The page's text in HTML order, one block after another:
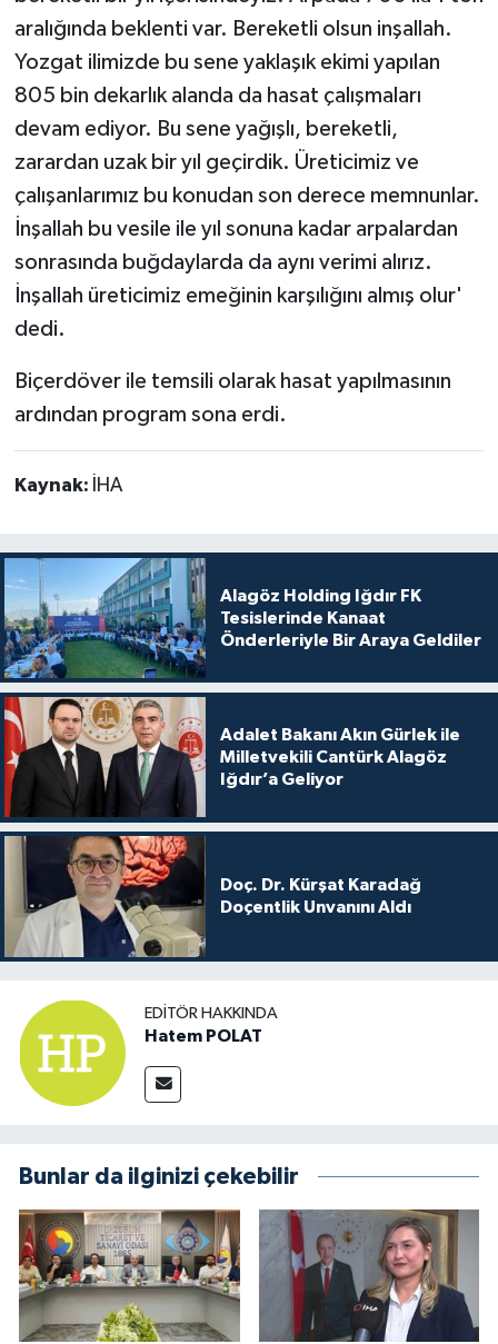
aralığında beklenti var. Bereketli olsun inşallah.
Yozgat ilimizde bu sene yaklaşık ekimi yapılan
805 bin dekarlık alanda da hasat çalışmaları
devam ediyor. Bu sene yağışlı, bereketli,
zarardan uzak bir yıl geçirdik. Üreticimiz ve
çalışanlarımız bu konudan son derece memnunlar.
İnşallah bu vesile ile yıl sonuna kadar arpalardan
sonrasında buğdaylarda da aynı verimi alırız.
İnşallah üreticimiz emeğinin karşılığını almış olur'
dedi.
Biçerdöver ile temsili olarak hasat yapılmasının
ardından program sona erdi.
Kaynak: İHA
Alagöz Holding Iğdır FK
Tesislerinde Kanaat
Önderleriyle Bir Araya Geldiler
Adalet Bakanı Akın Gürlek ile
Milletvekili Cantürk Alagöz
Iğdır’a Geliyor
Doç. Dr. Kürşat Karadağ
Doçentlik Unvanını Aldı
EDITÖR HAKKINDA
Hatem POLAT
Bunlar da ilginizi çekebilir